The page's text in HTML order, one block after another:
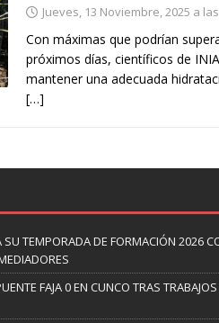
Jueves, 13 Noviembre, 2025 a
Con máximas que podrían
próximos días, científicos de
mantener una adecuada
[…]
TEMPORADA DE FORMACIÓN 2026
FAJA 0 EN CUNCO TRAS